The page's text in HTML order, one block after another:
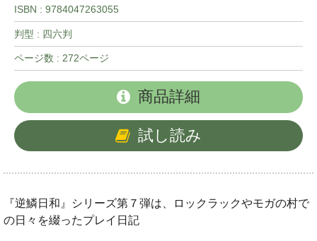
ISBN : 9784047263055
判型 : 四六判
ページ数 : 272ページ
商品詳細
試し読み
『逆鱗日和』シリーズ第７弾は、ロックラックやモガの村で
の日々を綴ったプレイ日記